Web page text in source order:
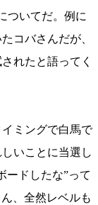
ついてだ。例に
コバさんだが、
れたと語ってく
ミングで白馬で
いことに当選し
ードしたな”って
、全然レベルも